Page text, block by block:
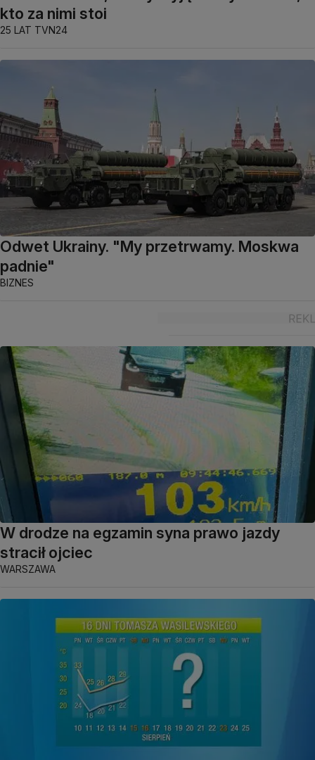
kto za nimi stoi
25 LAT TVN24
Odwet Ukrainy. "My przetrwamy. Moskwa
padnie"
BIZNES
W drodze na egzamin syna prawo jazdy
stracił ojciec
WARSZAWA